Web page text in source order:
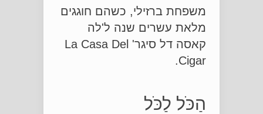
משפחת ברזילי, כשהם חוגגים
מלאת עשרים שנה ל'לה
קאסה דל סיגר' La Casa Del
Cigar.
הַכֹּל לַכֹּל